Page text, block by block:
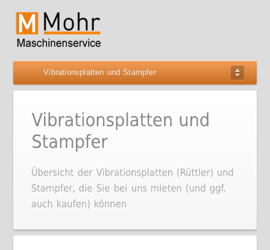
Vibrationsplatten und Stampfer